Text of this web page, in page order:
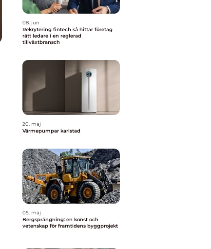
08. jun
Rekrytering fintech så hittar företag
rätt ledare i en reglerad
tillväxtbransch
20. maj
Värmepumpar karlstad
05. maj
Bergsprängning: en konst och
vetenskap för framtidens byggprojekt